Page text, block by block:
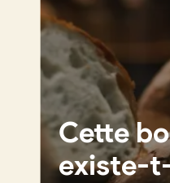
Cette
existe-